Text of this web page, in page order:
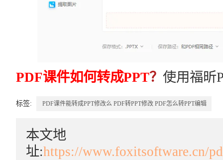
PDF课件如何转成PPT？ 使用福昕
标签: PDF课件能转成PPT修改么 PDF转PPT修改 PDF怎么转PPT编辑
本文地
址:https://www.foxitsoftware.cn/